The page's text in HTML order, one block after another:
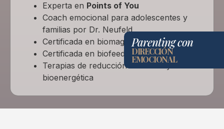
Parenting con
DIRECCIÓN
EMOCIONAL
Experta en Points of You
Coach emocional para adolescentes y
familias por Dr. Neufeld
Certificada en biomagnetismo
Certificada en biofeedback
Terapias de reducción de estrés y
bioenergética